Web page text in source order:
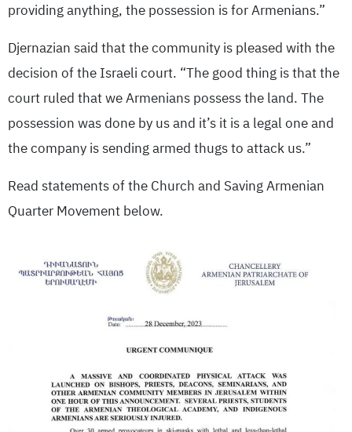
providing anything, the possession is for Armenians.”
Djernazian said that the community is pleased with the
decision of the Israeli court. “The good thing is that the
court ruled that we Armenians possess the land. The
possession was done by us and it’s it is a legal one and
the company is sending armed thugs to attack us.”
Read statements of the Church and Saving Armenian
Quarter Movement below.